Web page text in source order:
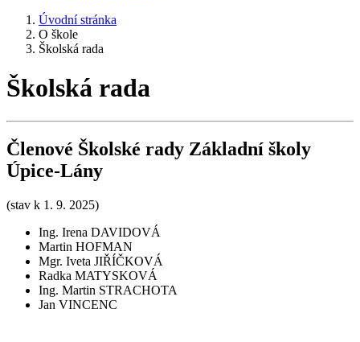
Úvodní stránka
O škole
Školská rada
Školská rada
Členové Školské rady Základní školy
Úpice-Lány
(stav k 1. 9. 2025)
Ing. Irena DAVIDOVÁ
Martin HOFMAN
Mgr. Iveta JIŘÍČKOVÁ
Radka MATYSKOVÁ
Ing. Martin STRACHOTA
Jan VINCENC